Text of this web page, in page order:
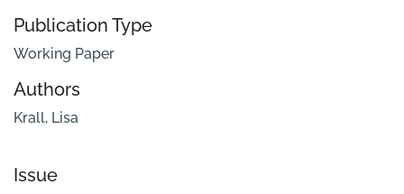
Publication Type
Working Paper
Authors
Krall, Lisa
Issue